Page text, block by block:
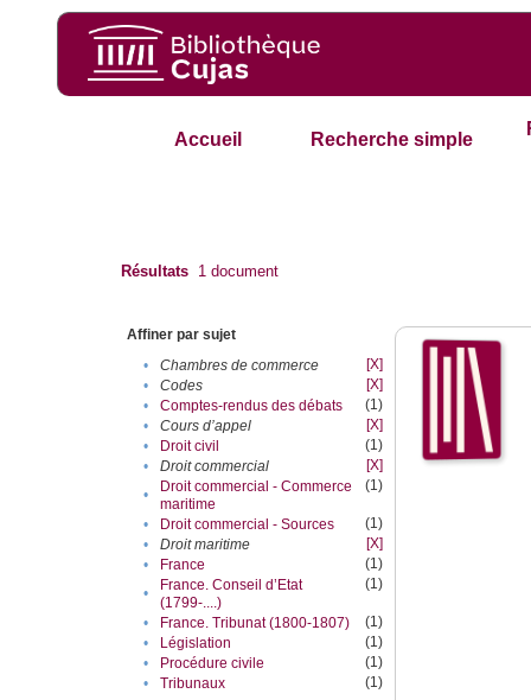
Accueil Recherche simple
Résultats 1 document
Affiner par sujet
•
Chambres de commerce
[X]
•
Codes
[X]
•
Comptes-rendus des débats
(1)
•
Cours d’appel
[X]
•
Droit civil
(1)
•
Droit commercial
[X]
•
Droit commercial - Commerce
maritime
(1)
• Droit commercial - Sources
(1)
•
Droit maritime
[X]
•
France
(1)
•
France. Conseil d’Etat
(1799-....)
(1)
• France. Tribunat (1800-1807)
(1)
•
Législation
(1)
•
Procédure civile
(1)
•
Tribunaux
(1)